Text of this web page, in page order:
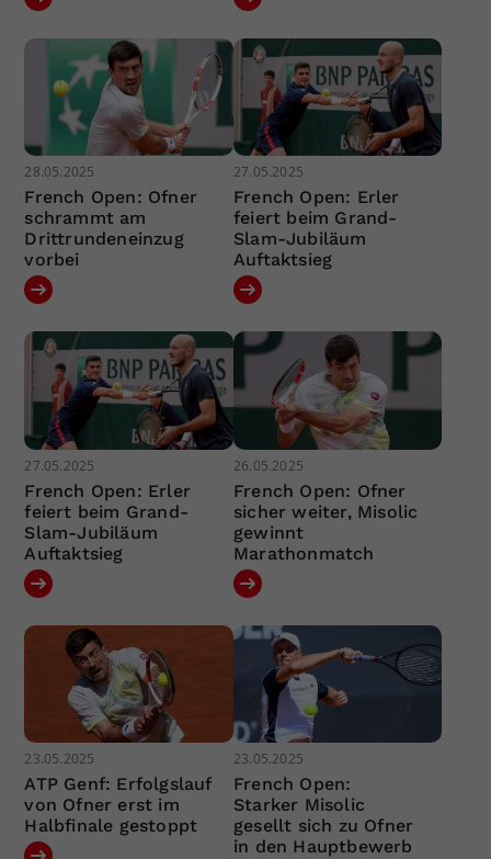
28.05.2025
French Open: Ofner
schrammt am
Drittrundeneinzug
vorbei
27.05.2025
French Open: Erler
feiert beim Grand-
Slam-Jubiläum
Auftaktsieg
27.05.2025
French Open: Erler
feiert beim Grand-
Slam-Jubiläum
Auftaktsieg
26.05.2025
French Open: Ofner
sicher weiter, Misolic
gewinnt
Marathonmatch
23.05.2025
ATP Genf: Erfolgslauf
von Ofner erst im
Halbfinale gestoppt
23.05.2025
French Open:
Starker Misolic
gesellt sich zu Ofner
in den Hauptbewerb